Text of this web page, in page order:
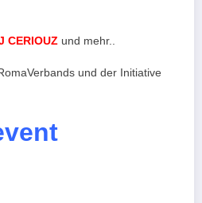
CERIOUZ und mehr..
und der Initiative